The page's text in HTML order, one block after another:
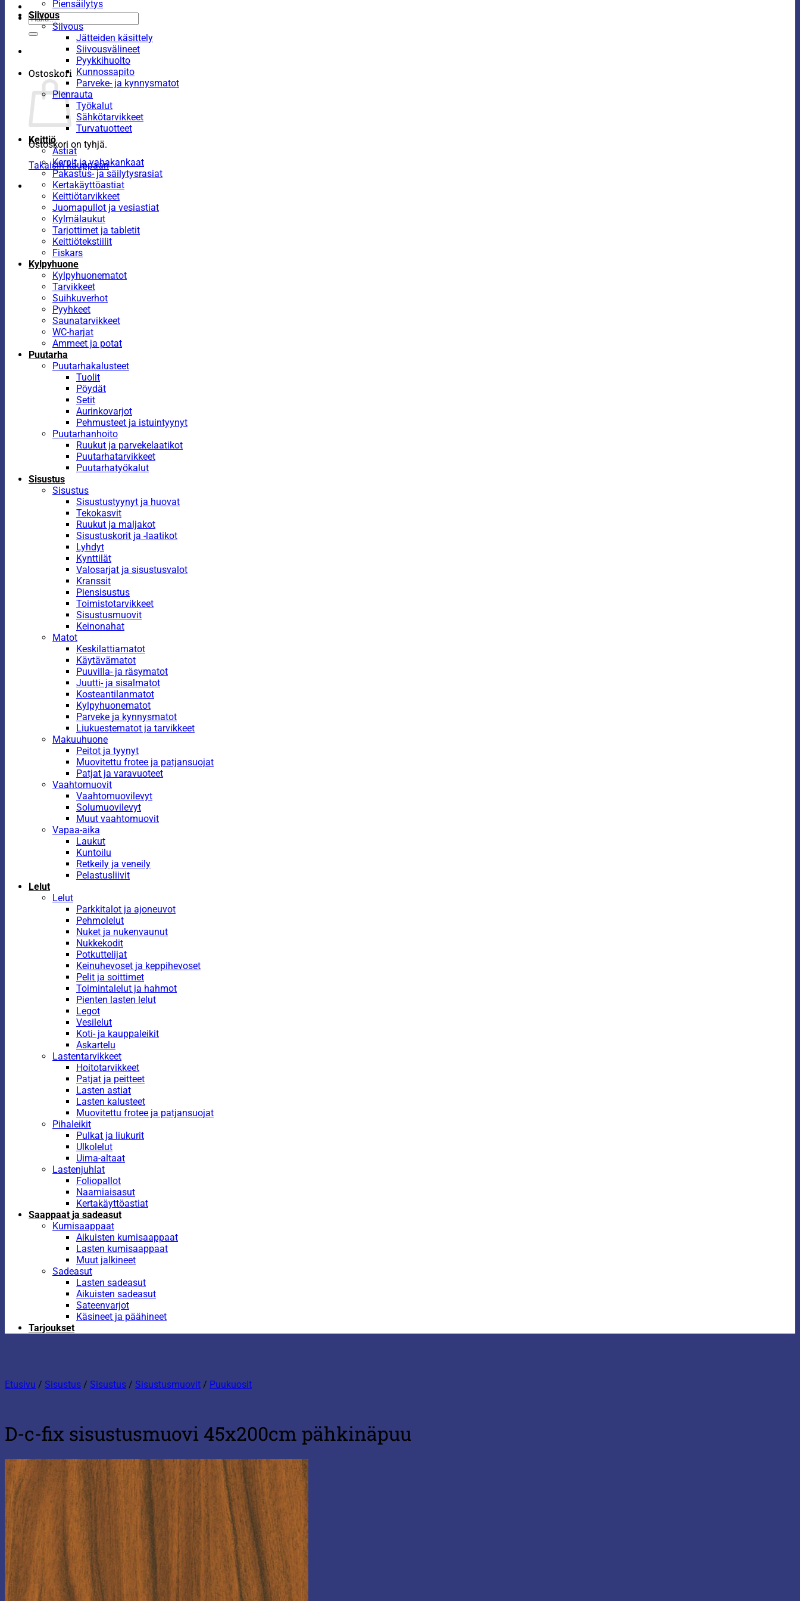
Etsi:
Ostoskori
Ostoskori on tyhjä.
Takaisin kauppaan
Piensäilytys
Siivous
Siivous
Jätteiden käsittely
Siivousvälineet
Pyykkihuolto
Kunnossapito
Parveke- ja kynnysmatot
Pienrauta
Työkalut
Sähkötarvikkeet
Turvatuotteet
Keittiö
Astiat
Kernit ja vahakankaat
Pakastus- ja säilytysrasiat
Kertakäyttöastiat
Keittiötarvikkeet
Juomapullot ja vesiastiat
Kylmälaukut
Tarjottimet ja tabletit
Keittiötekstiilit
Fiskars
Kylpyhuone
Kylpyhuonematot
Tarvikkeet
Suihkuverhot
Pyyhkeet
Saunatarvikkeet
WC-harjat
Ammeet ja potat
Puutarha
Puutarhakalusteet
Tuolit
Pöydät
Setit
Aurinkovarjot
Pehmusteet ja istuintyynyt
Puutarhanhoito
Ruukut ja parvekelaatikot
Puutarhatarvikkeet
Puutarhatyökalut
Sisustus
Sisustus
Sisustustyynyt ja huovat
Tekokasvit
Ruukut ja maljakot
Sisustuskorit ja -laatikot
Lyhdyt
Kynttilät
Valosarjat ja sisustusvalot
Kranssit
Piensisustus
Toimistotarvikkeet
Sisustusmuovit
Keinonahat
Matot
Keskilattiamatot
Käytävämatot
Puuvilla- ja räsymatot
Juutti- ja sisalmatot
Kosteantilanmatot
Kylpyhuonematot
Parveke ja kynnysmatot
Liukuestematot ja tarvikkeet
Makuuhuone
Peitot ja tyynyt
Muovitettu frotee ja patjansuojat
Patjat ja varavuoteet
Vaahtomuovit
Vaahtomuovilevyt
Solumuovilevyt
Muut vaahtomuovit
Vapaa-aika
Laukut
Kuntoilu
Retkeily ja veneily
Pelastusliivit
Lelut
Lelut
Parkkitalot ja ajoneuvot
Pehmolelut
Nuket ja nukenvaunut
Nukkekodit
Potkuttelijat
Keinuhevoset ja keppihevoset
Pelit ja soittimet
Toimintalelut ja hahmot
Pienten lasten lelut
Legot
Vesilelut
Koti- ja kauppaleikit
Askartelu
Lastentarvikkeet
Hoitotarvikkeet
Patjat ja peitteet
Lasten astiat
Lasten kalusteet
Muovitettu frotee ja patjansuojat
Pihaleikit
Pulkat ja liukurit
Ulkolelut
Uima-altaat
Lastenjuhlat
Foliopallot
Naamiaisasut
Kertakäyttöastiat
Saappaat ja sadeasut
Kumisaappaat
Aikuisten kumisaappaat
Lasten kumisaappaat
Muut jalkineet
Sadeasut
Lasten sadeasut
Aikuisten sadeasut
Sateenvarjot
Käsineet ja päähineet
Tarjoukset
Etusivu / Sisustus / Sisustus / Sisustusmuovit / Puukuosit
D-c-fix sisustusmuovi 45x200cm pähkinäpuu